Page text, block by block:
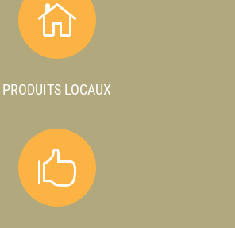

PRODUITS LOCAUX
